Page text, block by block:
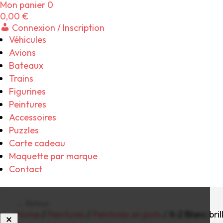
Mon panier 0
0,00 €
Connexion / Inscription
Véhicules
Avions
Bateaux
Trains
Figurines
Peintures
Accessoires
Puzzles
Carte cadeau
Maquette par marque
Contact
Home / X-2 Blanc